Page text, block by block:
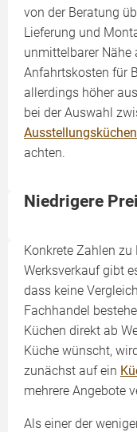
von der Beratung
Lieferung und
unmittelbarer Nähe
Anfahrtskosten für
allerdings höher
bei der Auswahl
Ausstellungsküchen
achten.
Niedrigere
Konkrete Zahlen zu
Werksverkauf gibt
dass keine
Fachhandel
Küchen direkt ab
Küche wünscht,
zunächst auf ein
mehrere Angebote
Als einer der